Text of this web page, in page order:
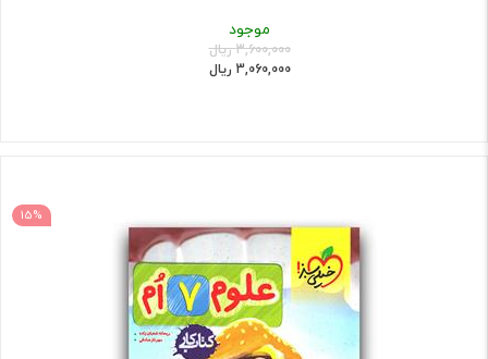
موجود
3,600,000 ریال
3,060,000 ریال
15%